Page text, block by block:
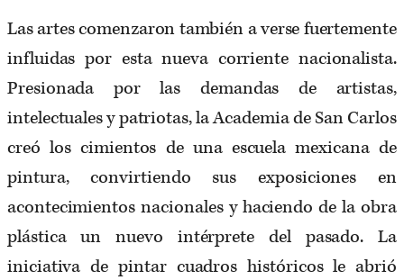
Las artes comenzaron también a verse fuertemente
influidas por esta nueva corriente nacionalista.
Presionada por las demandas de artistas,
intelectuales y patriotas, la Academia de San Carlos
creó los cimientos de una escuela mexicana de
pintura, convirtiendo sus exposiciones en
acontecimientos nacionales y haciendo de la obra
plástica un nuevo intérprete del pasado. La
iniciativa de pintar cuadros históricos le abrió